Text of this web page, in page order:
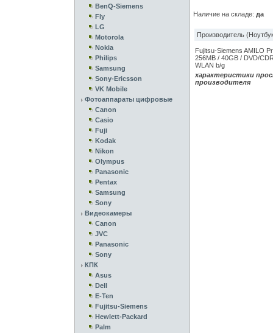
BenQ-Siemens
Fly
LG
Motorola
Nokia
Philips
Samsung
Sony-Ericsson
VK Mobile
Фотоаппараты цифровые
Canon
Casio
Fuji
Kodak
Nikon
Olympus
Panasonic
Pentax
Samsung
Sony
Видеокамеры
Canon
JVC
Panasonic
Sony
КПК
Asus
Dell
E-Ten
Fujitsu-Siemens
Hewlett-Packard
Palm
Наличие на складе: да
Производитель
Fujitsu-Siemens AMILO
256MB / 40GB / DVD/
WLAN b/g
характеристики
производителя